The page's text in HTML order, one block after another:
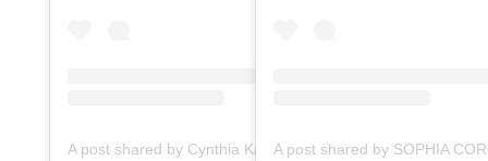
A post shared by Cynthia Karen Montenegro Mirez (@dra.cynthiamontenegro)